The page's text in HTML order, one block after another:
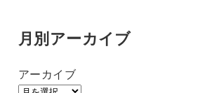
月別アーカイブ
アーカイブ